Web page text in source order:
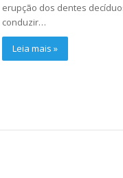
erupção dos dentes
conduzir…
Leia mais »